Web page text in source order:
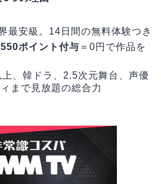
最安級。14日間の無料体験つき
550ポイント付与 ＝0円で作品を
、韓ドラ、2.5次元舞台、声優
まで見放題の総合力